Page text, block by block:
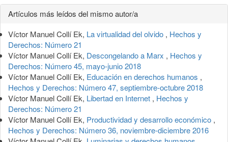
Detalles
del
artículo
Artículos más leídos del mismo autor/a
Víctor Manuel Collí Ek, La virtualidad del olvido , Hechos y
Derechos: Número 21
Víctor Manuel Collí Ek, Descongelando a Marx , Hechos y
Derechos: Número 45, mayo-junio 2018
Víctor Manuel Collí Ek, Educación en derechos humanos ,
Hechos y Derechos: Número 47, septiembre-octubre 2018
Víctor Manuel Collí Ek, Libertad en Internet , Hechos y
Derechos: Número 21
Víctor Manuel Collí Ek, Productividad y desarrollo económico ,
Hechos y Derechos: Número 36, noviembre-diciembre 2016